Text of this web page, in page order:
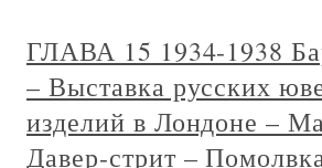
ГЛАВА 15 1934-1938
– Выставка русских
изделий в Лондоне –
Давер-стрит –